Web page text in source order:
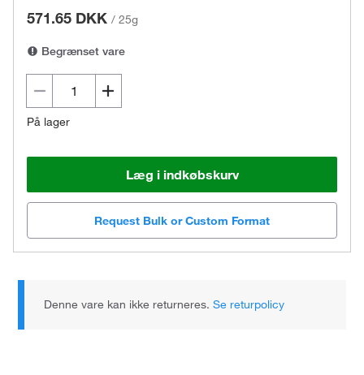
571.65 DKK / 25g
Begrænset vare
På lager
Læg i indkøbskurv
Request Bulk or Custom Format
Denne vare kan ikke returneres.Se returpolicy